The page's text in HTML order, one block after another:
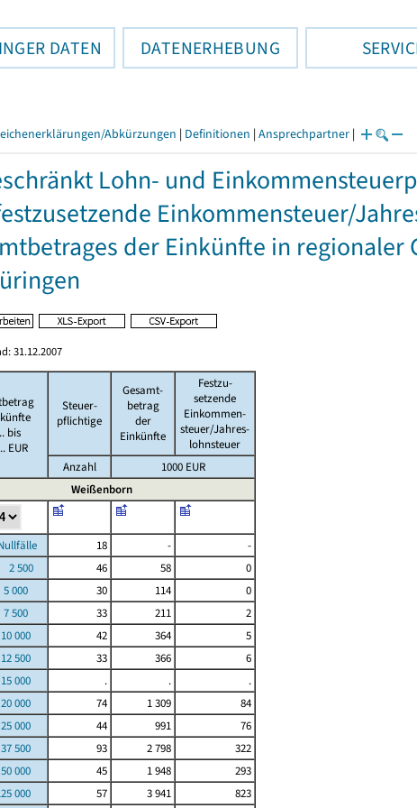
DATEN DATENERHEBUNG
Abkürzungen | Definitionen | Ansprechpartner |
Lohn- und
Einkommensteuer/
der Einkünfte in regionaler
31.12.2007
bis
EUR
Steuer-
pflichtige
Gesamt-
betrag
der
Einkünfte
Festzu-
setzende
Einkommen-
steuer/Jahres-
lohnsteuer
Anzahl
1000 EUR
Weißenborn
18 -
-
46 58
0
000
30 114
0
500
33 211
2
000
42 364
5
500
33 366
6
000
. .
.
000
74 1 309
84
000
44 991
76
500
93 2 798
322
000
45 1 948
293
000
57 3 941 823